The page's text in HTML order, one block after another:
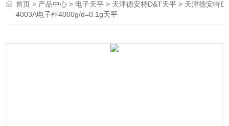
首页 > 产品中心 > 电子天平 > 天津德安特D&T天平 > 天津德安特
4003A电子秤4000g/d=0.1g天平